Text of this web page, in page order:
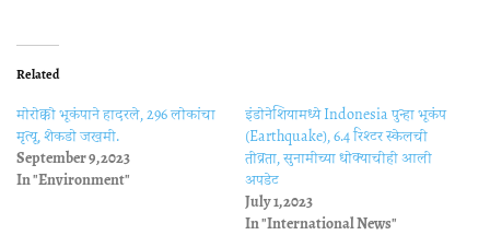
Related
मोरोक्को भूकंपाने हादरले, 296 लोकांचा
मृत्यू, शेकडो जखमी.
September 9, 2023
In "Environment"
इंडोनेशियामध्ये Indonesia पुन्हा भूकंप
(Earthquake), 6.4 रिश्टर स्केलची
तीव्रता, सुनामीच्या धोक्याचीही आली
अपडेट
July 1, 2023
In "International News"